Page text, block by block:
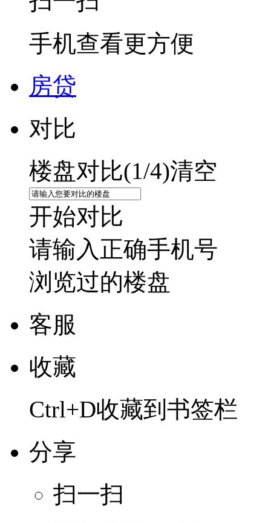
手机查看更方便
房贷
对比
楼盘对比(1/4)清空
开始对比
请输入正确手机号
浏览过的楼盘
客服
收藏
Ctrl+D收藏到书签栏
分享
扫一扫